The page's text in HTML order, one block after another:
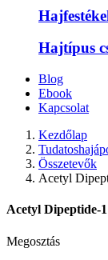
Hajtípus
Blog
Ebook
Kapcsolat
Kezdőlap
Összetevők
Acetyl
Acetyl Dipeptide-
Megosztás